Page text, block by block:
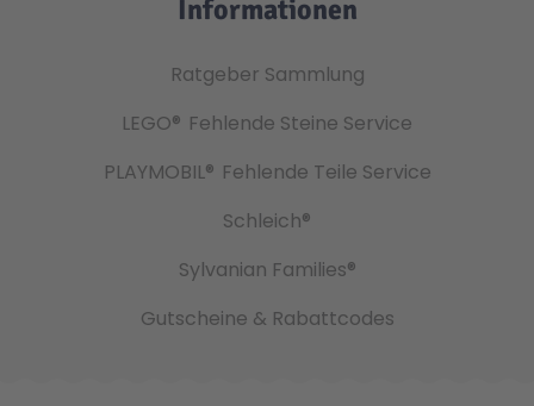
Informationen
Ratgeber Sammlung
LEGO® Fehlende Steine Service
PLAYMOBIL® Fehlende Teile Service
Schleich®
Sylvanian Families®
Gutscheine & Rabattcodes